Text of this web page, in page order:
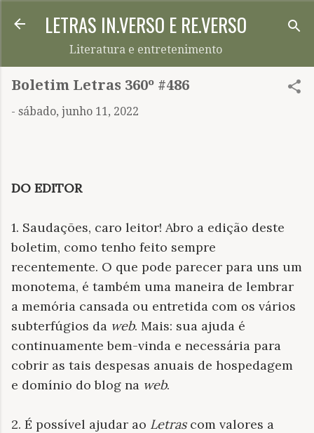
Pular para o conteúdo principal
LETRAS IN.VERSO E RE.VERSO
Literatura e entretenimento
Boletim Letras 360º #486
- sábado, junho 11, 2022
DO EDITOR
1. Saudações, caro leitor! Abro a edição deste
boletim, como tenho feito sempre
recentemente. O que pode parecer para uns um
monotema, é também uma maneira de lembrar
a memória cansada ou entretida com os vários
subterfúgios da web. Mais: sua ajuda é
continuamente bem-vinda e necessária para
cobrir as tais despesas anuais de hospedagem
e domínio do blog na web.
2. É possível ajudar ao Letrascom valores a